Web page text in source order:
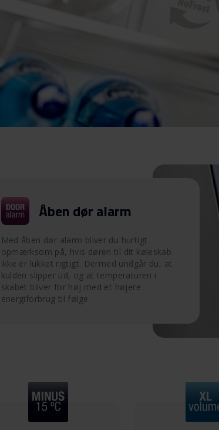
Åben dør alarm
Med åben dør alarm bliver du hurtigt
opmærksom på, hvis døren til dit køleskab
ikke er lukket rigtigt. Dermed undgår du, at
kulden slipper ud, og at temperaturen i
skabet bliver for høj med et højere
energiforbrug til følge.